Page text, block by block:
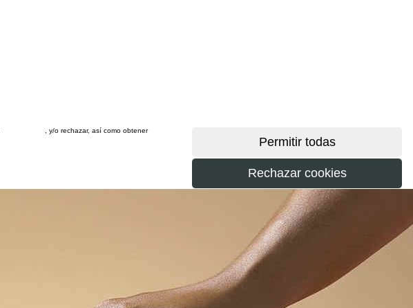
, y/o rechazar, así como obtener